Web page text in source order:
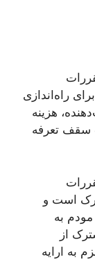
مقررات
‌راه‌اندازی
هزینه
سقف تعرفه
مقررات
است و
به
از
به ارایه